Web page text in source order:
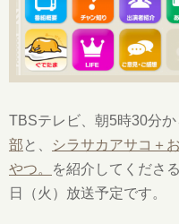
TBSテレビ、朝5時30分か
部 と、
シラサカアサコ＋
やつ。
を紹介してくださ
日（火）放送予定です。